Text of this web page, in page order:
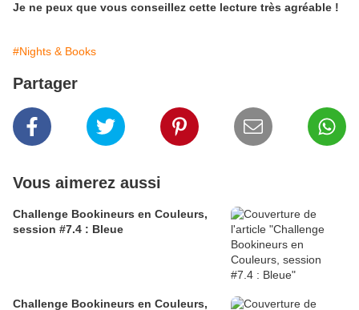
Je ne peux que vous conseillez cette lecture très agréable !
#Nights & Books
Partager
Vous aimerez aussi
Challenge Bookineurs en Couleurs,
session #7.4 : Bleue
Challenge Bookineurs en Couleurs,